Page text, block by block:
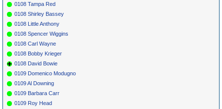
0108 Tampa Red
0108 Shirley Bassey
0108 Little Anthony
0108 Spencer Wiggins
0108 Carl Wayne
0108 Bobby Krieger
0108 David Bowie
0109 Domenico Modugno
0109 Al Downing
0109 Barbara Carr
0109 Roy Head